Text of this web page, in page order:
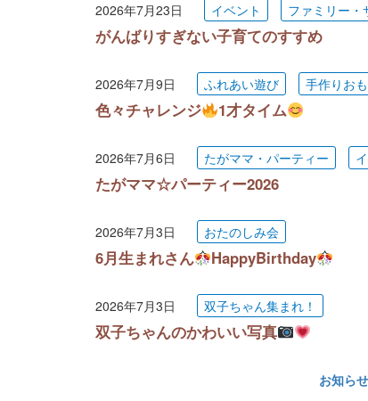
2026年7月23日 イベント ファミリー・
がんばりすぎない子育てのすすめ
2026年7月9日 ふれあい遊び 手作りお
色々チャレンジ 1才タイム
2026年7月6日 たがママ・パーティー
たがママ☆パーティー2026
2026年7月3日 おたのしみ会
6月生まれさん HappyBirthday
2026年7月3日 双子ちゃん集まれ！
双子ちゃんのかわいい写真
お知ら